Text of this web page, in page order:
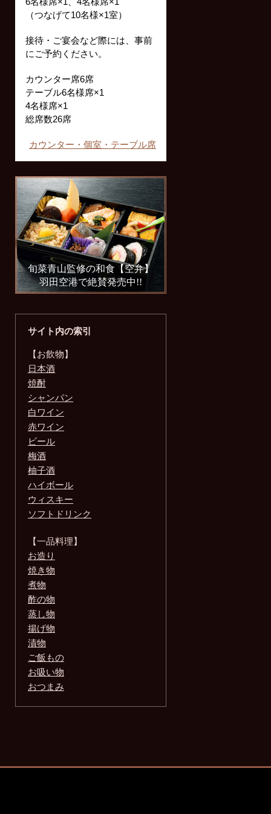
（つなげて10名様×1室）
接待・ご宴会など際には、事前
にご予約ください。
カウンター席6席
テーブル6名様席×1
4名様席×1
総席数26席
カウンター・個室・テーブル席
旬菜青山監修の和食【空弁】
羽田空港で絶賛発売中!!
サイト内の索引
【お飲物】
日本酒
焼酎
シャンパン
白ワイン
赤ワイン
ビール
梅酒
柚子酒
ハイボール
ウィスキー
ソフトドリンク
【一品料理】
お造り
焼き物
煮物
酢の物
蒸し物
揚げ物
漬物
ご飯もの
お吸い物
おつまみ